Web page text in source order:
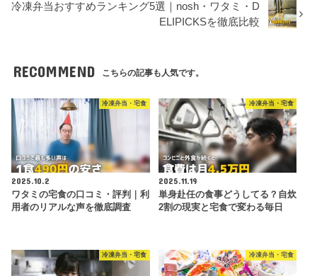
冷凍弁当おすすめランキング5選｜nosh・ワタミ・D
ELIPICKSを徹底比較
RECOMMEND こちらの記事も人気です。
冷凍弁当・宅食
2025.10.2
ワタミの宅食の口コミ・評判｜利
用者のリアルな声を徹底調査
冷凍弁当・宅食
2025.11.19
単身赴任の食事どうしてる？自炊
2割の現実と宅食で変わる毎日
冷凍弁当・宅食 冷凍弁当・宅食